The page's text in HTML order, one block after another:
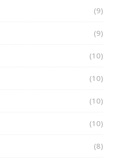
(9)
(9)
(10)
(10)
(10)
(10)
(8)